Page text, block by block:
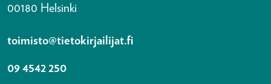
00180 Helsinki
toimisto@tietokirjailijat.fi
09 4542 250